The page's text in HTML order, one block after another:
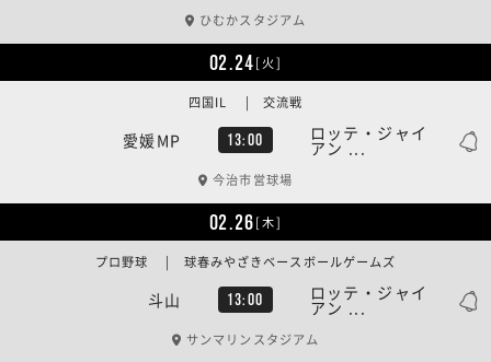
ひむかスタジアム
02.24[火]
愛媛MP 13:00 ロッテ・ジャイ
アン ...
四国IL | 交流戦
今治市営球場
02.26[木]
斗山 13:00 ロッテ・ジャイ
アン ...
プロ野球 | 球春みやざきベースボールゲームズ
サンマリンスタジアム